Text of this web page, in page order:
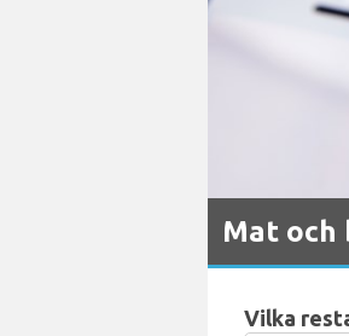
Mat och
Vilka